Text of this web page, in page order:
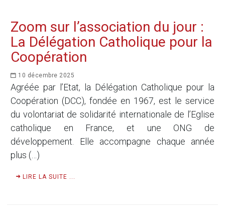
Zoom sur l’association du jour :
La Délégation Catholique pour la
Coopération
10 décembre 2025
Agréée par l’Etat, la Délégation Catholique pour la
Coopération (DCC), fondée en 1967, est le service
du volontariat de solidarité internationale de l’Eglise
catholique en France, et une ONG de
développement. Elle accompagne chaque année
plus (…)
LIRE LA SUITE ...